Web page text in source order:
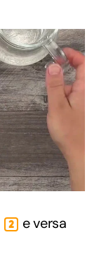
2
e versa